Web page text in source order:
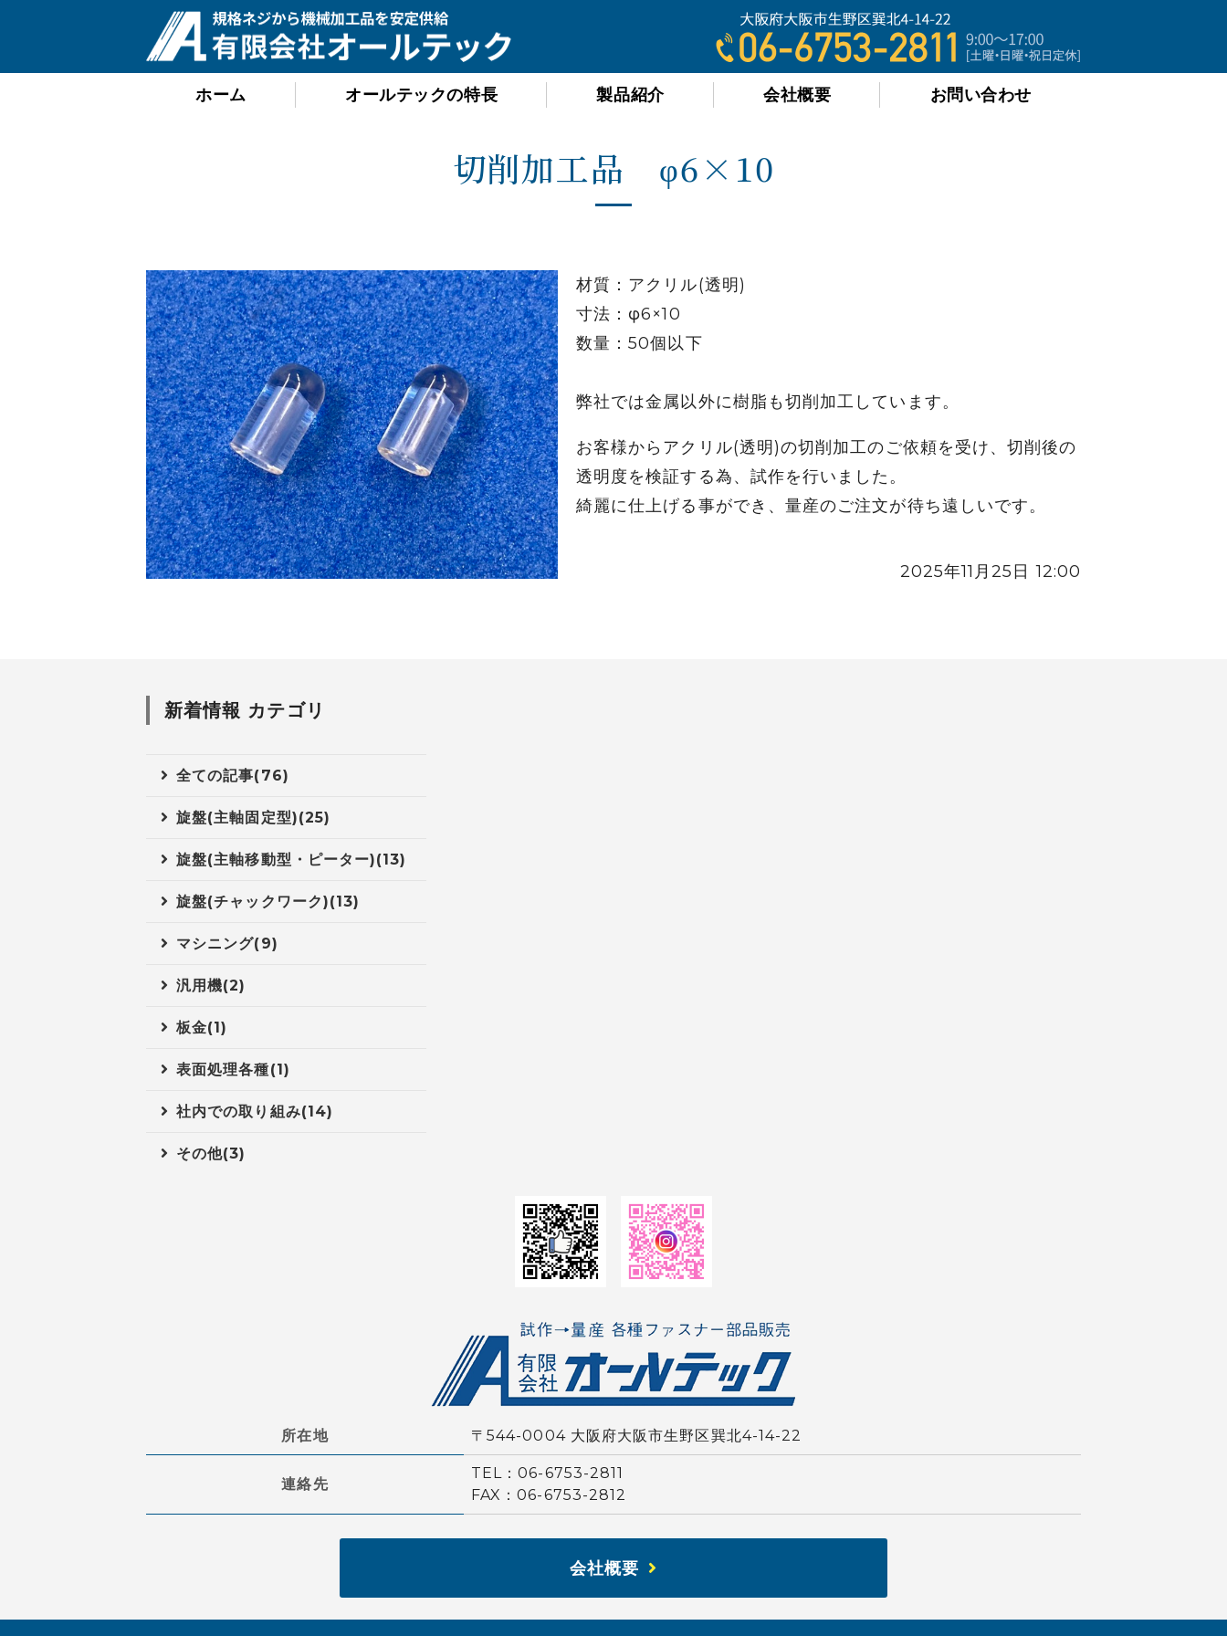
有限会社オールテック｜規格ネジから機械加工品を全国
ホーム オールテックの特長 製品紹介 会社概要 お問い合わせ
切削加工品 φ6×10
材質：アクリル(透明)
寸法：φ6×10
数量：50個以下
弊社では金属以外に樹脂も切削加工しています。
お客様からアクリル(透明)の切削加工のご依頼を受け、切削後の
透明度を検証する為、試作を行いました。
綺麗に仕上げる事ができ、量産のご注文が待ち遠しいです。
2025年11月25日 12:00
新着情報 カテゴリ
全ての記事(76)
旋盤(主軸固定型)(25)
旋盤(主軸移動型・ピーター)(13)
旋盤(チャックワーク)(13)
マシニング(9)
汎用機(2)
板金(1)
表面処理各種(1)
社内での取り組み(14)
その他(3)
所在地 〒544-0004 大阪府大阪市生野区巽北4-14-22
連絡先
TEL：06-6753-2811
FAX：06-6753-2812
会社概要